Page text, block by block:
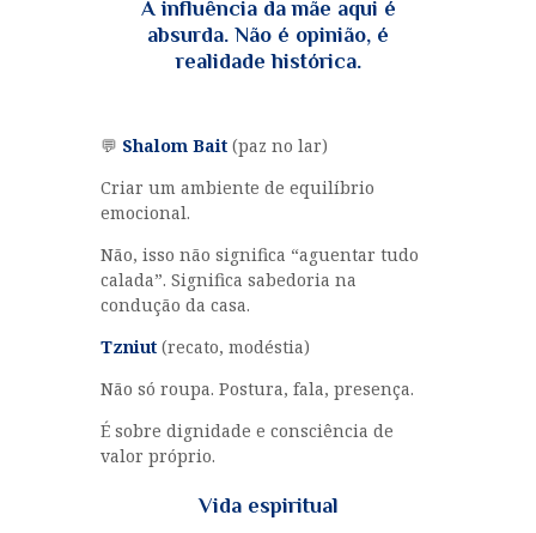
A influência da mãe aqui é
absurda. Não é opinião, é
realidade histórica.
💬 Shalom Bait (paz no lar)
Criar um ambiente de equilíbrio
emocional.
Não, isso não significa “aguentar tudo
calada”. Significa sabedoria na
condução da casa.
Tzniut (recato, modéstia)
Não só roupa. Postura, fala, presença.
É sobre dignidade e consciência de
valor próprio.
Vida espiritual